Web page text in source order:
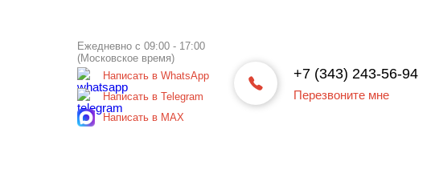
Ежедневно с 09:00 - 17:00
(Московское время)
Написать в WhatsApp
Написать в Telegram
Написать в МАХ
+7 (343) 243-56-94
Перезвоните мне